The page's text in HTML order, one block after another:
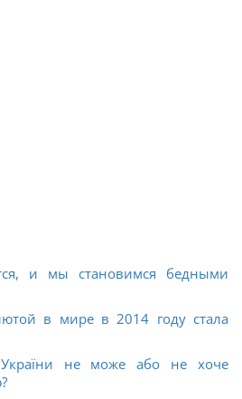
и мы становимся бедными
в мире в 2014 году стала
не може або не хоче